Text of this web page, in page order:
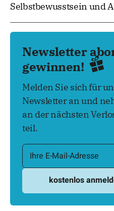
Selbstbewusstsein und
Newsletter
gewinnen!
Melden Sie sich für
Newsletter an und
an der nächsten
teil.